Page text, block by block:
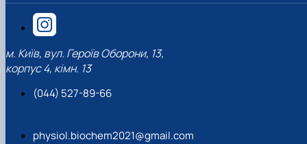
м. Київ, вул. Героїв Оборони, 13,
корпус 4, кімн. 13
(044) 527-89-66
physiol.biochem2021@gmail.com